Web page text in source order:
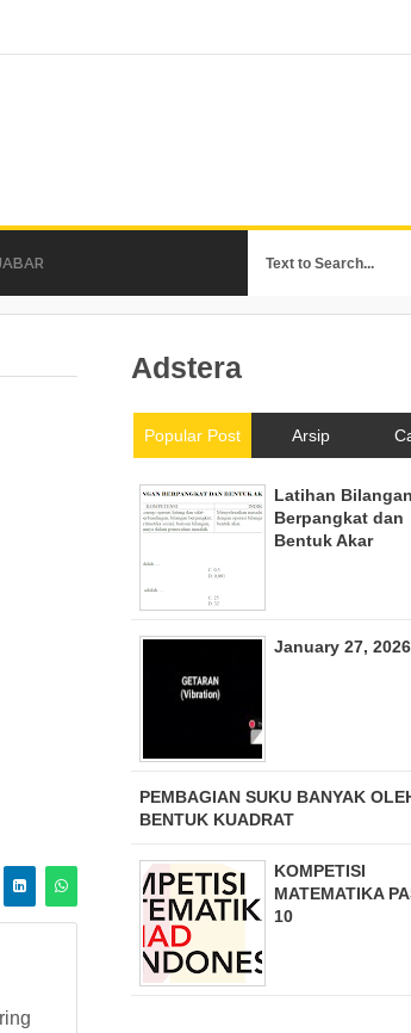
Adstera
Popular Post Arsip
Latihan Bilangan
Berpangkat dan
Bentuk Akar
January 27, 2026
PEMBAGIAN SUKU BANYAK
BENTUK KUADRAT
KOMPETISI
MATEMATIKA
10